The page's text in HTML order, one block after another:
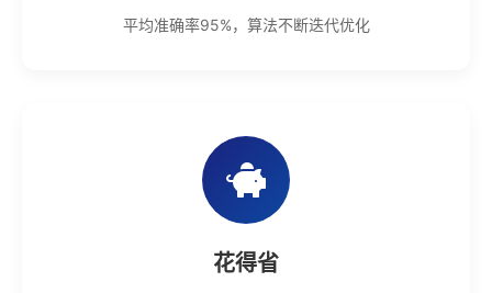
平均准确率95%，算法不断迭代优化
花得省